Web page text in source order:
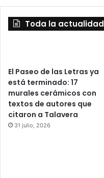
Toda la actualidad
El Paseo de las Letras ya
está terminado: 17
murales cerámicos con
textos de autores que
citaron a Talavera
31 julio, 2026